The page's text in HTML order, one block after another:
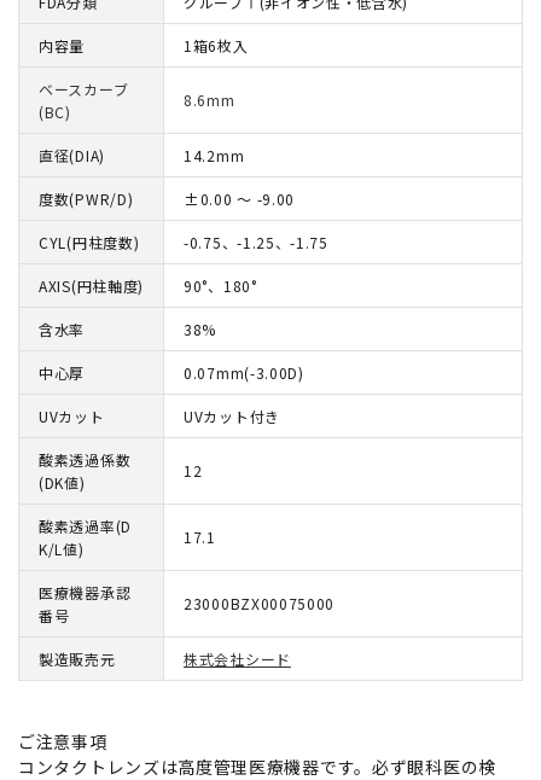
内容量 1箱6枚入
ベースカーブ
(BC)
8.6mm
直径(DIA) 14.2mm
度数(PWR/D) ±0.00 ～ -9.00
CYL(円柱度数) -0.75、-1.25、-1.75
AXIS(円柱軸度) 90°、180°
含水率 38%
中心厚 0.07mm(-3.00D)
UVカット UVカット付き
酸素透過係数
(DK値)
12
酸素透過率(D
K/L値)
17.1
医療機器承認
番号
23000BZX00075000
製造販売元 株式会社シード
ご注意事項
コンタクトレンズは高度管理医療機器です。必ず眼科医の検